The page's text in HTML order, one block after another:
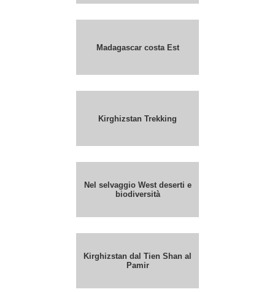
Madagascar costa Est
Kirghizstan Trekking
Nel selvaggio West deserti e
biodiversità
Kirghizstan dal Tien Shan al
Pamir